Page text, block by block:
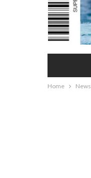
Home News